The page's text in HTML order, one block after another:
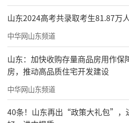
山东2024高考共录取考生81.87万
中华网山东频道
山东：加快收购存量商品房用作保
房，推动高品质住宅开发建设
中华网山东频道
40条！山东再出“政策大礼包”，